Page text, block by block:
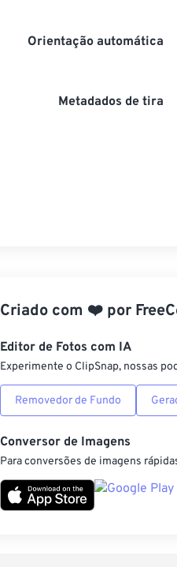
Orientação automática
Metadados de tira
Criado com ❤️ por
Editor de Fotos com IA
Experimente o ClipSnap, nossas
Removedor de Fundo
Conversor de Imagens
Para conversões de imagens